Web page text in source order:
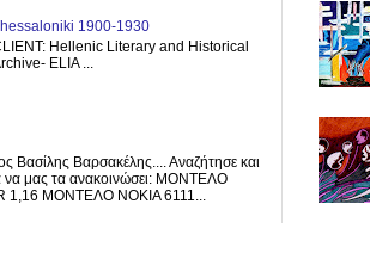
1900-1930
Hellenic Literary and Historical
ELIA ...
Βασίλης Βαρσακέλης.... Αναζήτησε και
να μας τα ανακοινώσει: ΜΟΝΤΕΛΟ
1,16 ΜΟΝΤΕΛΟ ΝΟΚΙΑ 6111...